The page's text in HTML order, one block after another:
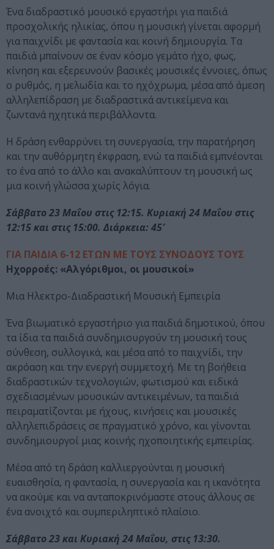
Ένα διαδραστικό μουσικό εργαστήρι για παιδιά
προσχολικής ηλικίας, όπου η μουσική γίνεται αφορμή
για παιχνίδι με φαντασία και κοινή δημιουργία. Τα
παιδιά μπαίνουν σε έναν κόσμο γεμάτο ήχο, φως,
κίνηση και εξερευνούν βασικές μουσικές έννοιες, όπως
ο ρυθμός, η μελωδία και το ηχόχρωμα, μέσα από άμεση
αλληλεπίδραση με διαδραστικά αντικείμενα και
ζωντανά ηχητικά περιβάλλοντα.
Η δράση ενθαρρύνει τη συνεργασία, την παρατήρηση
και την αυθόρμητη έκφραση, ενώ τα παιδιά εμπνέονται
το ένα από το άλλο και ανακαλύπτουν τη μουσική ως
μια κοινή γλώσσα χωρίς λόγια.
Σάββατο 23 Μαΐου στις 12:15. Κυριακή 24 Μαΐου στις
12:15 και στις 15:00. Διάρκεια: 45′
ΓΙΑ ΠΑΙΔΙΑ 6-12 ΕΤΩΝ ΜΕ ΤΟΥΣ ΣΥΝΟΔΟΥΣ ΤΟΥΣ
Ηχορροές: «Αλγόριθμοι, οι μουσικοί»
Μια Ηλεκτρο-Διαδραστική Μουσική Εμπειρία
Ένα βιωματικό εργαστήριο για παιδιά δημοτικού, όπου
τα ίδια τα παιδιά συνδημιουργούν τη μουσική τους
σύνθεση, συλλογικά, και μέσα από το παιχνίδι, την
ακρόαση και την ενεργή συμμετοχή. Με τη βοήθεια
διαδραστικών τεχνολογιών, φωτισμού και ειδικά
σχεδιασμένων μουσικών αντικειμένων, τα παιδιά
πειραματίζονται με ήχους, κινήσεις και μουσικές
αλληλεπιδράσεις σε πραγματικό χρόνο, και γίνονται
συνδημιουργοί μιας κοινής ηχοποιητικής εμπειρίας.
Μέσα από τη δράση καλλιεργούνται η μουσική
ευαισθησία, η φαντασία, η συνεργασία και η ικανότητα
να ακούμε και να ανταποκρινόμαστε στους άλλους σε
ένα ανοιχτό και συμπεριληπτικό πλαίσιο.
Σάββατο 23 και Κυριακή 24 Μαΐου, στις 13:30.